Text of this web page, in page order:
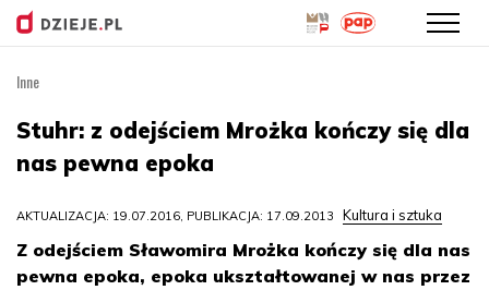
treści
Inne
Stuhr: z odejściem Mrożka kończy się dla
nas pewna epoka
AKTUALIZACJA: 19.07.2016, PUBLIKACJA: 17.09.2013 Kultura i sztuka
Z odejściem Sławomira Mrożka kończy się dla nas
pewna epoka, epoka ukształtowanej w nas przez